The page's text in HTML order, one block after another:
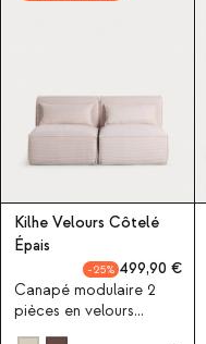
Kilhe Velours Côtelé
Épais
25
499,90
Canapé modulaire 2
pièces en velours
côtelé épais Kilhe